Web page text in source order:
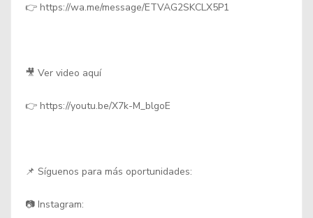
👉 https://wa.me/message/ETVAG2SKCLX5P1
🎥 Ver video aquí
👉 https://youtu.be/X7k-M_blgoE
📌 Síguenos para más oportunidades:
📷 Instagram: